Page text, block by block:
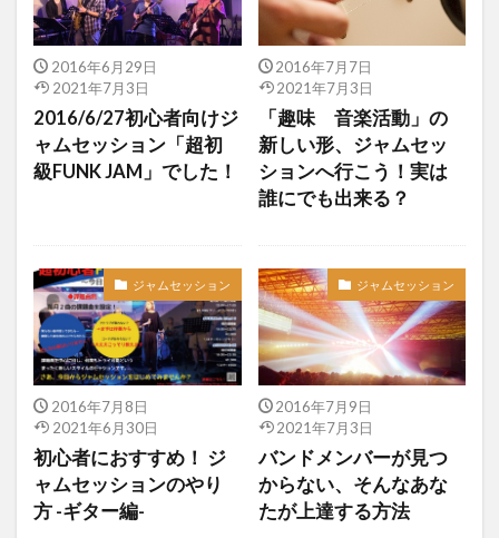
2016年6月29日
2021年7月3日
2016/6/27初心者向けジ
ャムセッション「超初
級FUNK JAM」でした！
2016年7月7日
2021年7月3日
「趣味 音楽活動」の
新しい形、ジャムセッ
ションへ行こう！実は
誰にでも出来る？
ジャムセッション
2016年7月8日
2021年6月30日
初心者におすすめ！ ジ
ャムセッションのやり
方 -ギター編-
ジャムセッション
2016年7月9日
2021年7月3日
バンドメンバーが見つ
からない、そんなあな
たが上達する方法